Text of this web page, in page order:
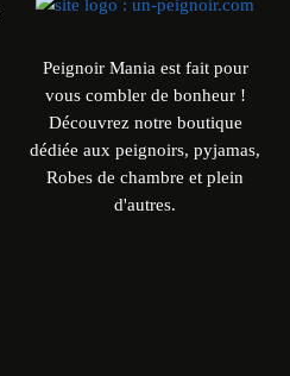
Peignoir Mania est fait pour
vous combler de bonheur !
Découvrez notre boutique
dédiée aux peignoirs, pyjamas,
Robes de chambre et plein
d'autres.